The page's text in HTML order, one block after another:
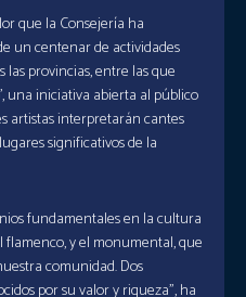
que la Consejería ha
un centenar de actividades
las provincias, entre las que
una iniciativa abierta al público
artistas interpretarán cantes
significativos de la
fundamentales en la cultura
flamenco, y el monumental, que
comunidad. Dos
por su valor y riqueza”, ha